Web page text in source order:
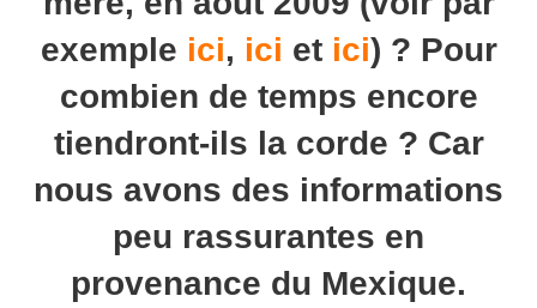
exemple ici, ici et ici) ? Pour
combien de temps encore
tiendront-ils la corde ? Car
nous avons des informations
peu rassurantes en
provenance du Mexique.